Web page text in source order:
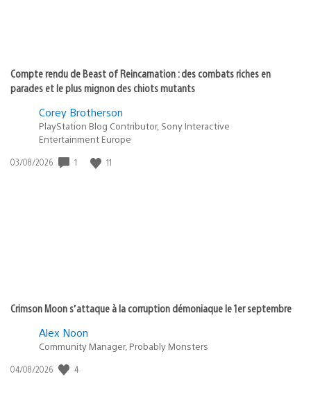
Compte rendu de Beast of Reincarnation : des combats riches en
parades et le plus mignon des chiots mutants
Corey Brotherson
PlayStation Blog Contributor, Sony Interactive
Entertainment Europe
Date
03/08/2026 1 11
Crimson Moon s’attaque à la corruption démoniaque le 1er septembre
Alex Noon
Community Manager, Probably Monsters
Date
04/08/2026 4